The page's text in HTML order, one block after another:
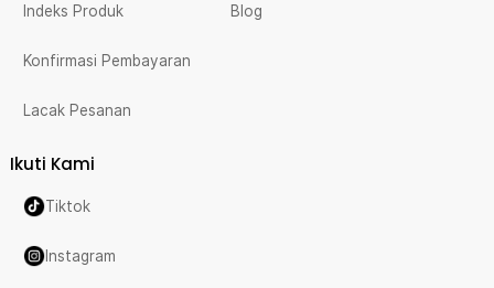
Indeks Produk
Konfirmasi Pembayaran
Lacak Pesanan
Blog
Ikuti Kami
Tiktok
Instagram